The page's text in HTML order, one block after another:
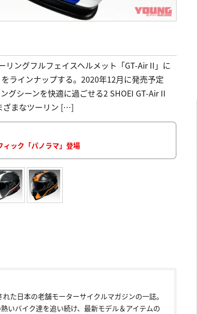
リングフルフェイスヘルメット「GT-Air II」に
ラインナップする。2020年12月に発売予定
グシーンを快適に過ごせる2 SHOEI GT-Air II
ざまなツーリン […]
ック「パノラマ」登場
た日本の老舗モーターサイクルマガジンの一誌。
いバイク達を追い続け、最新モデル＆アイテムの